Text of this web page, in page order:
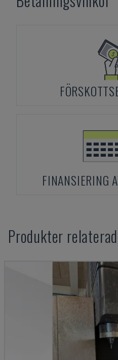
FINANSIERING
Produkter